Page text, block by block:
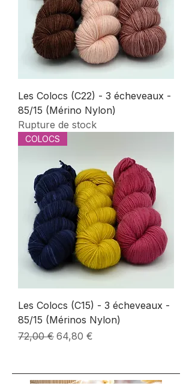
Les Colocs (C22) - 3 écheveaux -
85/15 (Mérino Nylon)
Rupture de stock
COLOCS
Les Colocs (C15) - 3 écheveaux -
85/15 (Mérinos Nylon)
Prix original
72,00 € Prix promotionnel
64,80 €